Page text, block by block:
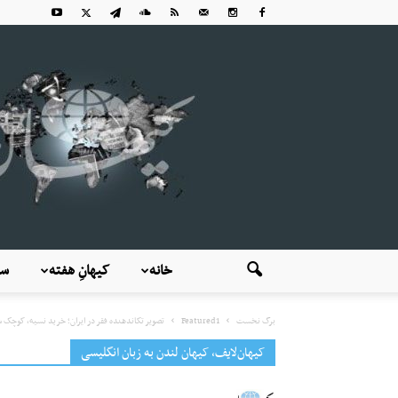
کیهانِ هفته خانه
برگ نخست Featured1 تصویر تکاندهنده فقر در ایران؛ خرید نسیه،
کیهان‌لایف، کیهان لندن به زبان انگلیسی